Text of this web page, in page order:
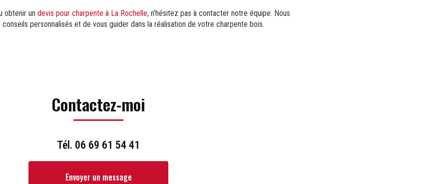
obtenir un devis pour charpente à La Rochelle, n'hésitez pas à contacter notre équipe. Nous
personnalisés et de vous guider dans la réalisation de votre charpente bois.
Contactez-moi
Tél. 06 69 61 54 41
Envoyer un message